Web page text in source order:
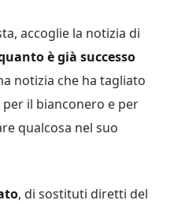
accoglie la notizia di
è già successo
notizia che ha tagliato
il bianconero e per
qualcosa nel suo
, di sostituti diretti del